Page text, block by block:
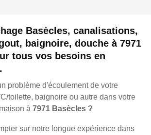
Basècles, canalisations,
baignoire, douche à 7971
tous vos besoins en
problème d'écoulement de votre
toilette, baignoire ou autre dans votre
à 7971 Basècles ?
sur notre longue expérience dans